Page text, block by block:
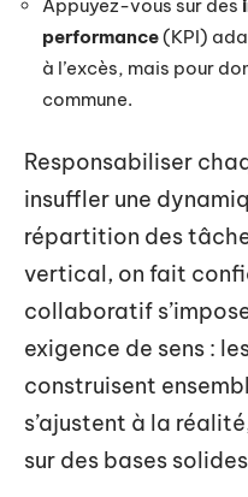
Appuyez-vous sur des
performance(KPI)
à l’excès, mais pour
commune.
Responsabiliser
insuffler une
répartition des
vertical, on fait
collaboratif
exigence de sens :
construisent
s’ajustent à la
sur des bases